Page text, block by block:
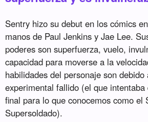
Sentry hizo su debut en los cómics
manos de Paul Jenkins y Jae Lee.
poderes son superfuerza, vuelo,
capacidad para moverse a la
habilidades del personaje son debido
experimental fallido (el que
final para lo que conocemos como el
Supersoldado).